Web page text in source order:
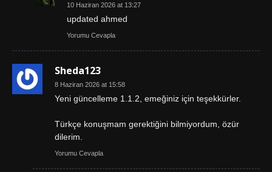
10 Haziran 2026 at 13:27
updated ahmed
Yorumu Cevapla
Sheda123
8 Haziran 2026 at 15:58
Yeni güncelleme 1.1.2, emeğiniz için teşekkürler.
Türkçe konuşmam gerektiğini bilmiyordum, özür
dilerim.
Yorumu Cevapla